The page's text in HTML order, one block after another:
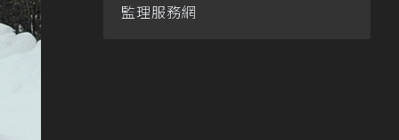
監理服務網